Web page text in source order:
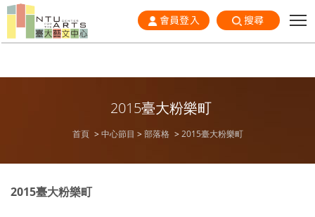
會員登入 搜尋
2015臺大粉樂町
首頁 中心節目 部落格 2015臺大粉樂町
2015臺大粉樂町